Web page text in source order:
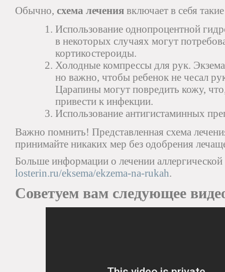
Обычно, схема лечения включает в себя
Использование однопроцентной
в некоторых случаях могут
кортикостероиды.
Холодные компрессы для рук.
но важно, чтобы ребенок не чесал
Царапины могут повредить кожу,
привести к инфекции.
Использование антигистаминных
Важно помнить! Представленная схема
принимайте никаких мер без одобрения
Больше информации о лечении аллергической
losterin.ru/eksema/ekzema-na-rukah.
Советуем вам следующее